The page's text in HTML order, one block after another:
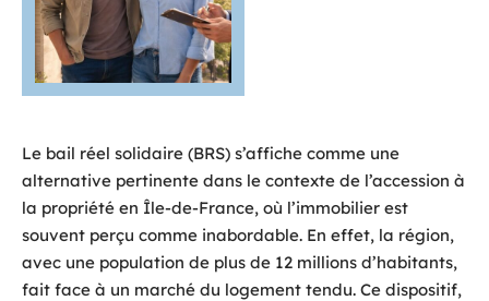
Le bail réel solidaire (BRS) s’affiche comme une
alternative pertinente dans le contexte de l’accession à
la propriété en Île-de-France, où l’immobilier est
souvent perçu comme inabordable. En effet, la région,
avec une population de plus de 12 millions d’habitants,
fait face à un marché du logement tendu. Ce dispositif,